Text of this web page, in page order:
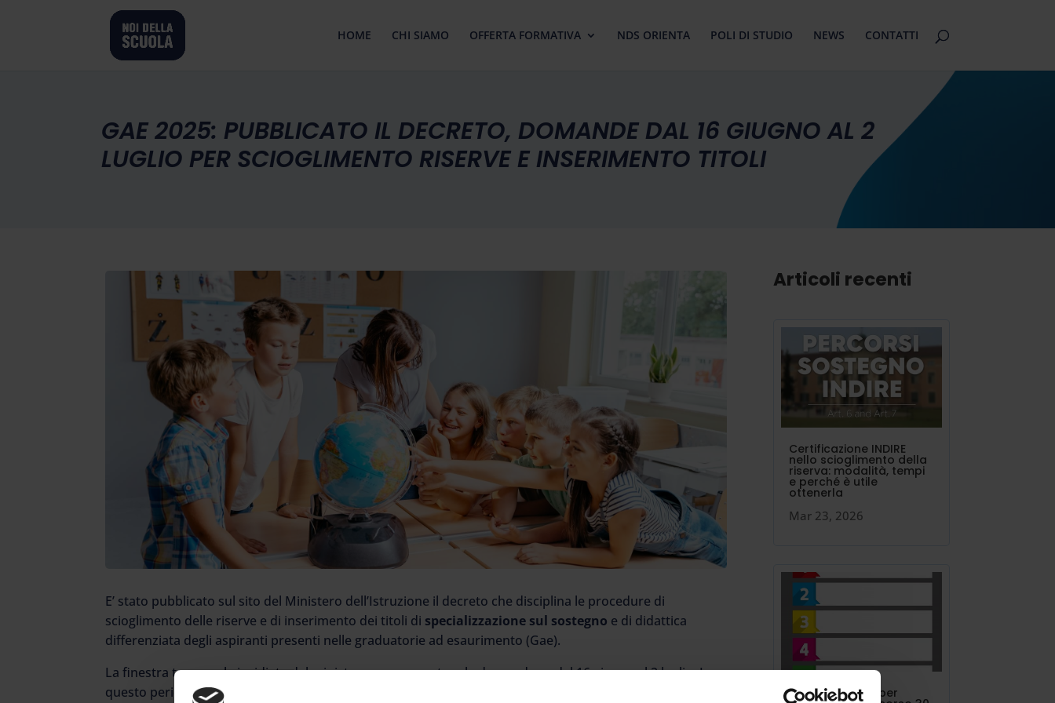
HOME CHI SIAMO OFFERTA FORMATIVA NDS ORIENTA POLI DI STUDIO NEWS CONTATTI
GAE 2025: PUBBLICATO IL DECRETO, DOMANDE DAL 16 GIUGNO AL 2
LUGLIO PER SCIOGLIMENTO RISERVE E INSERIMENTO TITOLI
E’ stato pubblicato sul sito del Ministero dell’Istruzione il decreto che disciplina le procedure di
scioglimento delle riserve e di inserimento dei titoli di specializzazione sul sostegno e di didattica
differenziata degli aspiranti presenti nelle graduatorie ad esaurimento (Gae).
La finestra temporale invidiata dal ministero per presentare le domande va dal 16 giugno al 2 luglio. In
questo periodo sarà possibile provvedere allo scioglimento delle riserve e all’inserimento titoli. Per
Articoli recenti
Certificazione INDIRE
nello scioglimento della
riserva: modalità, tempi
e perché è utile
ottenerla
Mar 23, 2026
I 24 punti in più per